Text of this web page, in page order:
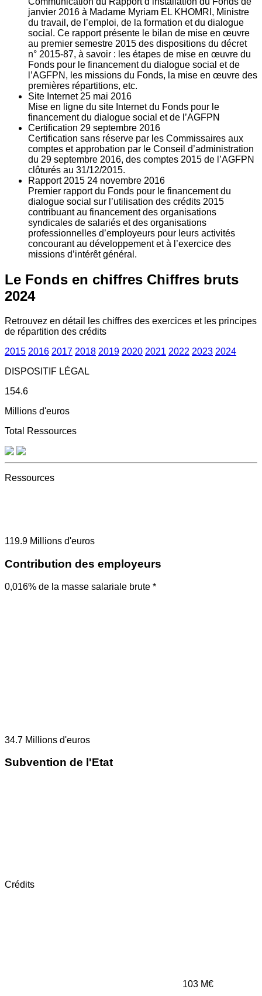
janvier 2016 à Madame Myriam EL KHOMRI, Ministre
du travail, de l’emploi, de la formation et du dialogue
social. Ce rapport présente le bilan de mise en œuvre
au premier semestre 2015 des dispositions du décret
n° 2015-87, à savoir : les étapes de mise en œuvre du
Fonds pour le financement du dialogue social et de
l’AGFPN, les missions du Fonds, la mise en œuvre des
premières répartitions, etc.
Site Internet 25 mai 2016
Mise en ligne du site Internet du Fonds pour le
financement du dialogue social et de l’AGFPN
Certification 29 septembre 2016
Certification sans réserve par les Commissaires aux
comptes et approbation par le Conseil d’administration
du 29 septembre 2016, des comptes 2015 de l’AGFPN
clôturés au 31/12/2015.
Rapport 2015 24 novembre 2016
Premier rapport du Fonds pour le financement du
dialogue social sur l’utilisation des crédits 2015
contribuant au financement des organisations
syndicales de salariés et des organisations
professionnelles d’employeurs pour leurs activités
concourant au développement et à l’exercice des
missions d’intérêt général.
Le Fonds en chiffres Chiffres bruts
2024
Retrouvez en détail les chiffres des exercices et les principes
de répartition des crédits
2015 2016 2017 2018 2019 2020 2021 2022 2023 2024
DISPOSITIF LÉGAL
154.6
Millions d'euros
Total Ressources
Ressources
119.9 Millions d'euros
Contribution des employeurs
0,016% de la masse salariale brute *
34.7 Millions d'euros
Subvention de l'Etat
Crédits
103 M€